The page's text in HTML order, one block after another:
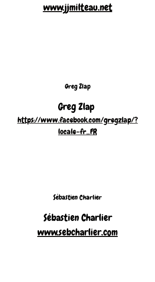
www.jjmilteau.net
Greg Zlap
Greg Zlap
https://www.facebook.com/gregzlap/?
locale=fr_FR
Sébastien Charlier
Sébastien Charlier
www.sebcharlier.com